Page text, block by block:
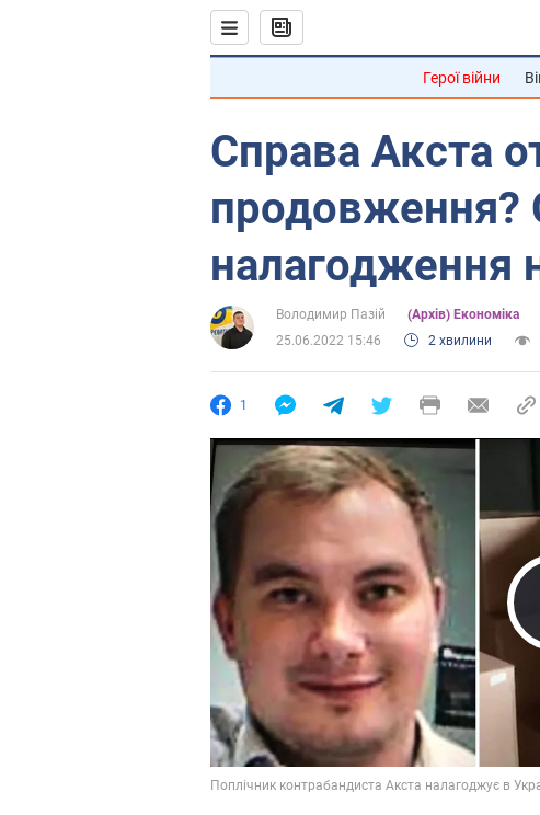
Герої війни
Справа Акста
продовження?
налагодження
Володимир Пазій
(Архів) Економіка
25.06.2022 15:46
2 хвилини
1